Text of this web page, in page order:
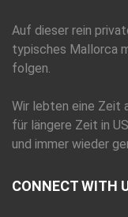
Auf dieser rein
typisches Mallorca
folgen.
Wir lebten eine Zeit
für längere Zeit in
und immer wieder
CONNECT WITH